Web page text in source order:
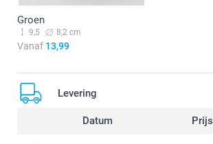
Groen
9,5 8,2 cm
Vanaf 13,99
Levering
Datum Prijs